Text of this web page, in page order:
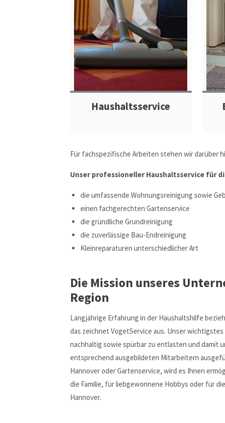
Haushaltsservice
Für fachspezifische Arbeiten stehen wir darüber
Unser professioneller Haushaltsservice für
die umfassende Wohnungsreinigung sowie
einen fachgerechten Gartenservice
die gründliche Grundreinigung
die zuverlässige Bau-Endreinigung
Kleinreparaturen unterschiedlicher Art
Die Mission unseres
Region
Langjährige Erfahrung in der Haushaltshilfe
das zeichnet VogetService aus. Unser
nachhaltig sowie spürbar zu entlasten und damit
entsprechend ausgebildeten Mitarbeitern
Hannover oder Gartenservice, wird es Ihnen
die Familie, für liebgewonnene Hobbys oder für
Hannover.